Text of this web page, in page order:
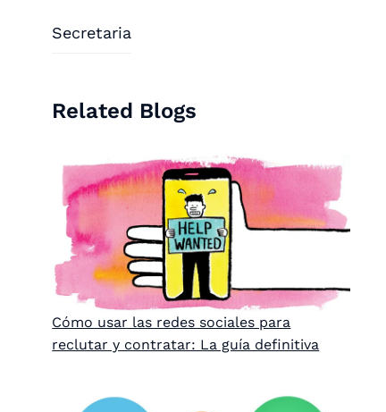
Secretaria
Related Blogs
Cómo usar las redes sociales para
reclutar y contratar: La guía definitiva